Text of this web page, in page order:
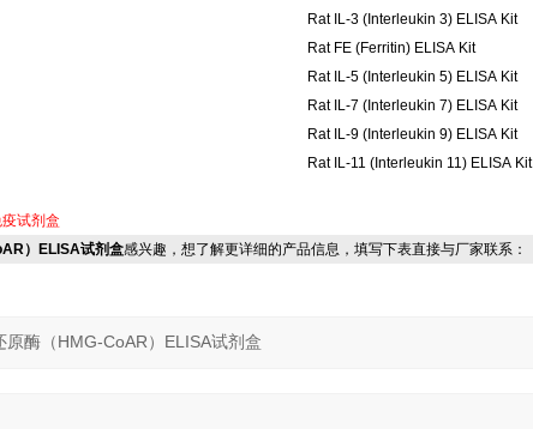
Rat IL-3 (Interleukin 3) ELISA Kit
Rat FE (Ferritin) ELISA Kit
Rat IL-5 (Interleukin 5) ELISA Kit
Rat IL-7 (Interleukin 7) ELISA Kit
Rat IL-9 (Interleukin 9) ELISA Kit
Rat IL-11 (Interleukin 11) ELISA Kit
试剂盒
）ELISA试剂盒感兴趣，想了解更详细的产品信息，填写下表直接与厂家联系：